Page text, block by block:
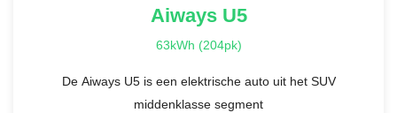
AiwaysU5
63kWh (204pk)
De Aiways U5 is een elektrische auto uit het SUV
middenklasse segment